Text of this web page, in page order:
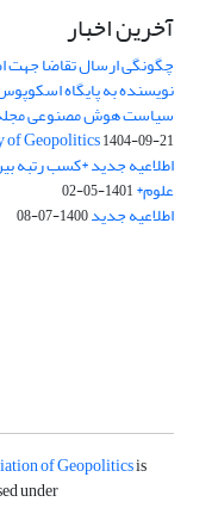
آخرین اخبار
چگونگی ارسال تقاضا جهت
نویسنده به پایگاه
سیاست هوش مصنوعی مجله
of Geopolitics1404-09-21
اطلاعیه جدید *کسب رتبه
علوم*1401-05-02
اطلاعیه جدید1400-07-08
of Geopoliticsis
under